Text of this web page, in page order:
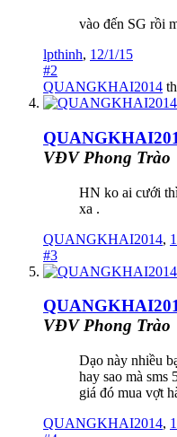
vào đến SG rồi
lpthinh, 12/1/15
#2
QUANGKHAI2014
VĐV Phong Trào
HN ko ai cưới
xa .
QUANGKHAI2014,
#3
VĐV Phong Trào
Dạo này nhiều
hay sao mà
giá đó mua vợt
QUANGKHAI2014,